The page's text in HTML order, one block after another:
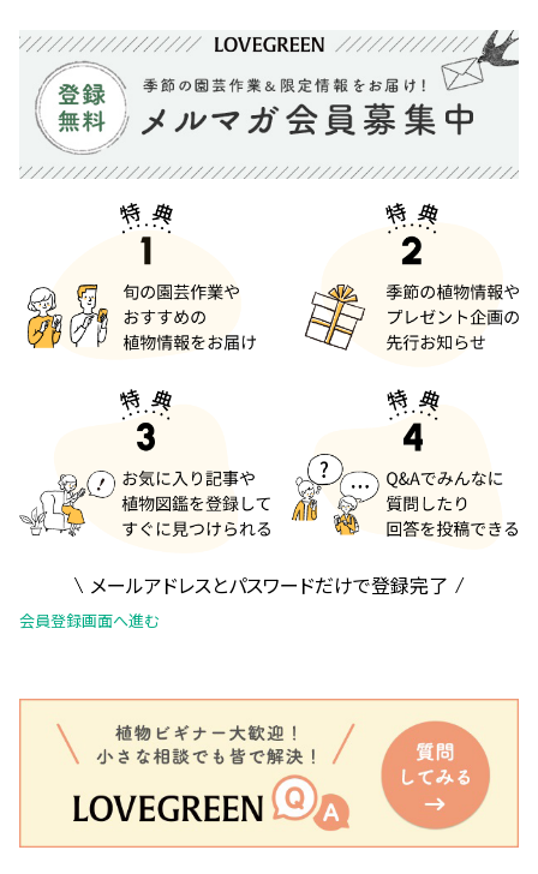
メールアドレスとパスワードだけで登録完了
会員登録画面へ進む